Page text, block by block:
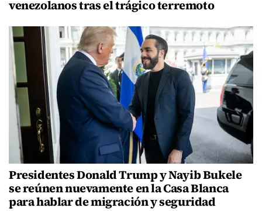
venezolanos tras el trágico terremoto
Presidentes Donald Trump y Nayib Bukele
se reúnen nuevamente en la Casa Blanca
para hablar de migración y seguridad